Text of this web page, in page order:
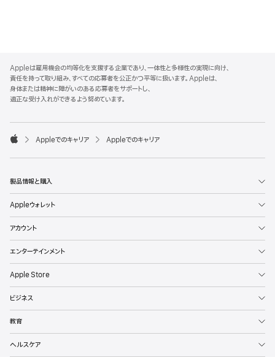
p
p
l
e
o
t
Appleは雇用機会の均等化を支援する企業であり、一体性と多様性の実現に向け、
責任を持って取り組み、すべての応募者を公正かつ平等に扱います。Appleは、
身体または精神に障がいのある応募者をサポートし、
適正な受け入れができるよう努めています。

p
l
Appleでのキャリア Appleでのキャリア
製品情報と購入
Appleウォレット
アカウント
エンターテインメント
Apple Store
ビジネス
教育
ヘルスケア